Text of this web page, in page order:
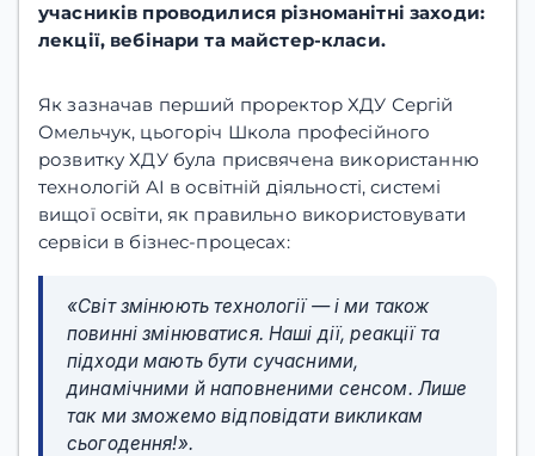
учасників проводилися різноманітні заходи:
лекції, вебінари та майстер-класи.
Як зазначав перший проректор ХДУ Сергій
Омельчук, цьогоріч Школа професійного
розвитку ХДУ була присвячена використанню
технологій АІ в освітній діяльності, системі
вищої освіти, як правильно використовувати
сервіси в бізнес-процесах:
«Світ змінюють технології — і ми також
повинні змінюватися. Наші дії, реакції та
підходи мають бути сучасними,
динамічними й наповненими сенсом. Лише
так ми зможемо відповідати викликам
сьогодення!».